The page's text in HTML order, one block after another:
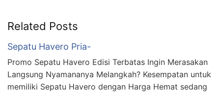
Related Posts
Sepatu Havero Pria-
Promo Sepatu Havero Edisi Terbatas Ingin Merasakan
Langsung Nyamananya Melangkah? Kesempatan untuk
memiliki Sepatu Havero dengan Harga Hemat sedang